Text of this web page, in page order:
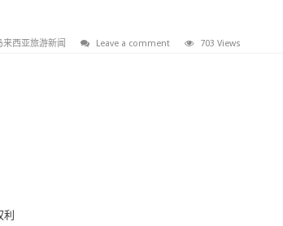
来西亚旅游新闻 Leave a comment 703 Views